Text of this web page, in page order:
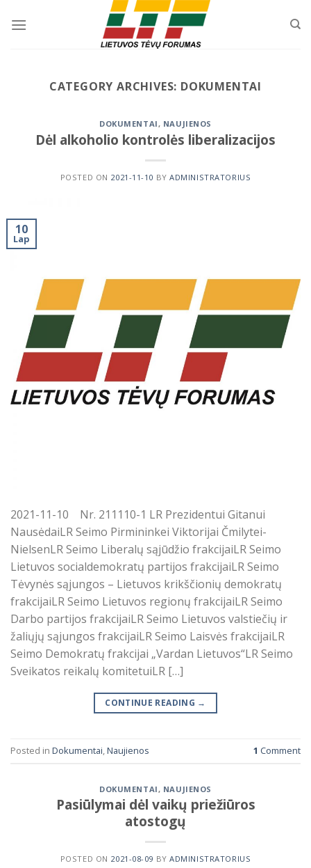
CATEGORY ARCHIVES: DOKUMENTAI
DOKUMENTAI, NAUJIENOS
Dėl alkoholio kontrolės liberalizacijos
POSTED ON 2021-11-10 BYADMINISTRATORIUS
10
Lap
2021-11-10 Nr. 211110-1 LR Prezidentui Gitanui
NausėdaiLR Seimo Pirmininkei Viktorijai Čmilytei-
NielsenLR Seimo Liberalų sąjūdžio frakcijaiLR Seimo
Lietuvos socialdemokratų partijos frakcijaiLR Seimo
Tėvynės sąjungos – Lietuvos krikščionių demokratų
frakcijaiLR Seimo Lietuvos regionų frakcijaiLR Seimo
Darbo partijos frakcijaiLR Seimo Lietuvos valstiečių ir
žaliųjų sąjungos frakcijaiLR Seimo Laisvės frakcijaiLR
Seimo Demokratų frakcijai „Vardan Lietuvos“LR Seimo
Sveikatos reikalų komitetuiLR […]
CONTINUE READING →
Posted in Dokumentai,Naujienos 1 Comment
DOKUMENTAI , NAUJIENOS
Pasiūlymai dėl vaikų priežiūros
atostogų
POSTED ON 2021-08-09 BYADMINISTRATORIUS